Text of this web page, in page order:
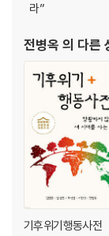
라”
전병옥 의 다른
기후위기행동사전